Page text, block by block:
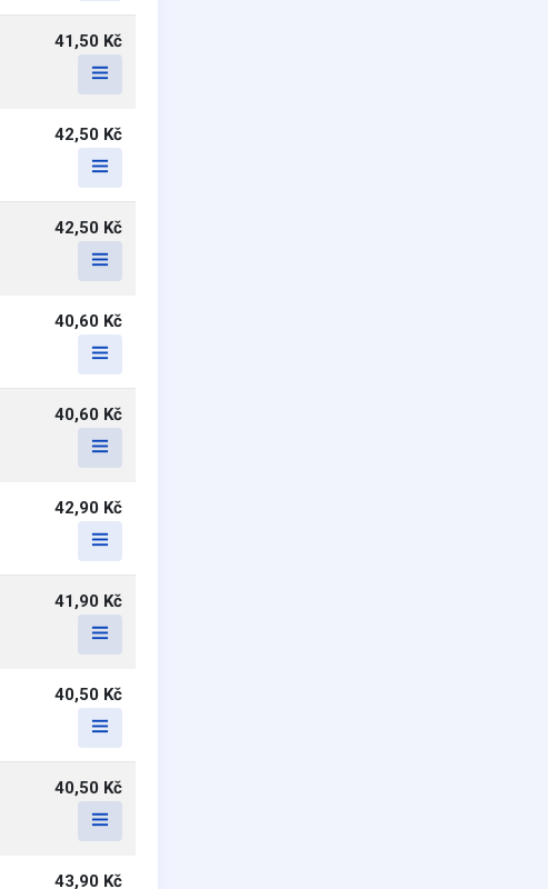
41,50 Kč
42,50 Kč
42,50 Kč
40,60 Kč
40,60 Kč
42,90 Kč
41,90 Kč
40,50 Kč
40,50 Kč
43,90 Kč